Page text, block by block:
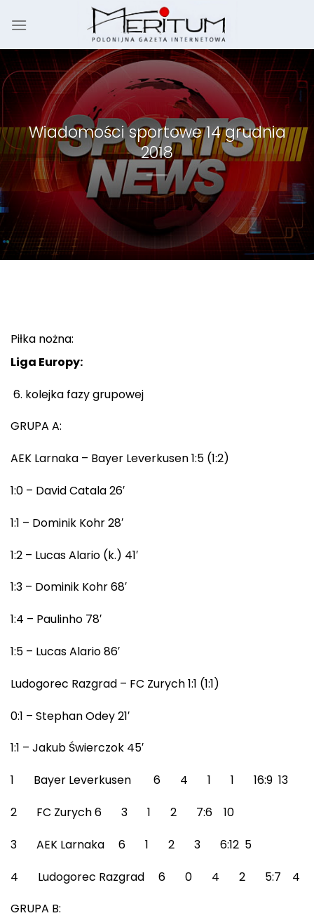
Wiadomości sportowe 14 grudnia
2018
Piłka nożna:
Liga Europy:
kolejka fazy grupowej
GRUPA A:
AEK Larnaka – Bayer Leverkusen 1:5 (1:2)
1:0 – David Catala 26′
1:1 – Dominik Kohr 28′
1:2 – Lucas Alario (k.) 41′
1:3 – Dominik Kohr 68′
1:4 – Paulinho 78′
1:5 – Lucas Alario 86′
Ludogorec Razgrad – FC Zurych 1:1 (1:1)
0:1 – Stephan Odey 21′
1:1 – Jakub Świerczok 45′
1 Bayer Leverkusen 6 4 1 1 16:9 13
2 FC Zurych 6 3 1 2 7:6 10
3 AEK Larnaka 6 1 2 3 6:12 5
4 Ludogorec Razgrad 6 0 4 2 5:7 4
GRUPA B: